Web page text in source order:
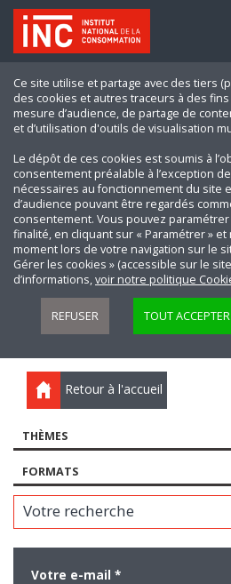
Ce site utilise et partage avec des tiers
des cookies et autres traceurs à des
mesure d’audience, de partage de
et d’utilisation d'outils de visualisation
Le dépôt de ces cookies est soumis à
consentement préalable à l’exception
nécessaires au fonctionnement du site
d’audience pouvant être regardés
consentement. Vous pouvez
finalité, en cliquant sur « Paramétrer »
moment lors de votre navigation sur le
Gérer les cookies » (accessible sur le
d’informations,voir notre politique
REFUSER TOUT ACCEPTER
Retour à l'accueil
THÈMES
FORMATS
Votre recherche
Votre e-mail *